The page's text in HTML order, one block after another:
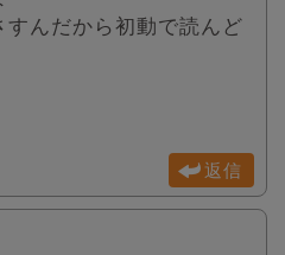
んだから初動で読んど
返信